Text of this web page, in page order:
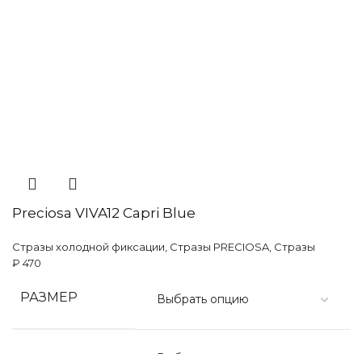
Preciosa VIVA12 Capri Blue
Стразы холодной фиксации Стразы PRECIOSA Стразы
₽ 470
РАЗМЕР